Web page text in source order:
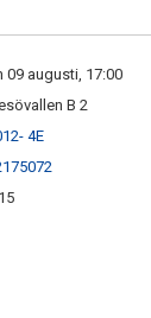
09 augusti, 17:00
B 2
4E